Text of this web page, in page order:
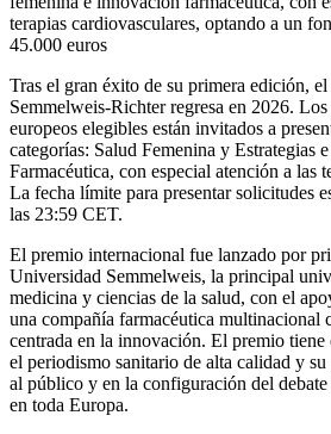
terapias cardiovasculares, optando a un
45.000 euros
Tras el gran éxito de su primera edición,
Semmelweis-Richter regresa en 2026.
europeos elegibles están invitados a
categorías: Salud Femenina y Estrategias
Farmacéutica, con especial atención a las
La fecha límite para presentar solicitudes
las 23:59 CET.
El premio internacional fue lanzado por
Universidad Semmelweis, la principal
medicina y ciencias de la salud, con el
una compañía farmacéutica multinacional
centrada en la innovación. El premio
el periodismo sanitario de alta calidad y
al público y en la configuración del
en toda Europa.